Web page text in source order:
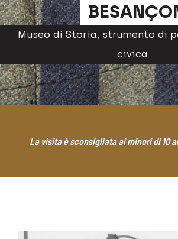
Museo di Storia, strumento di
civica
La visita è sconsigliata ai minori di 10